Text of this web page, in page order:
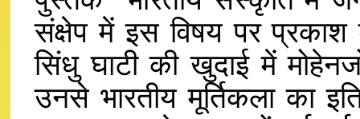
संक्षेप में इस विषय पर
सिंधु घाटी की खुदाई में
उनसे भारतीय मूर्तिकला का